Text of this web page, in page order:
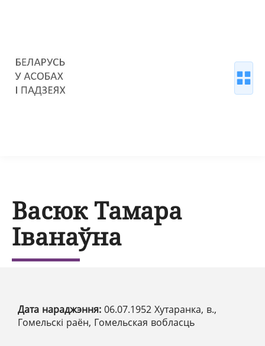
Васюк Тамара
Іванаўна
Дата нараджэння: 06.07.1952 Хутаранка, в.,
Гомельскі раён, Гомельская вобласць